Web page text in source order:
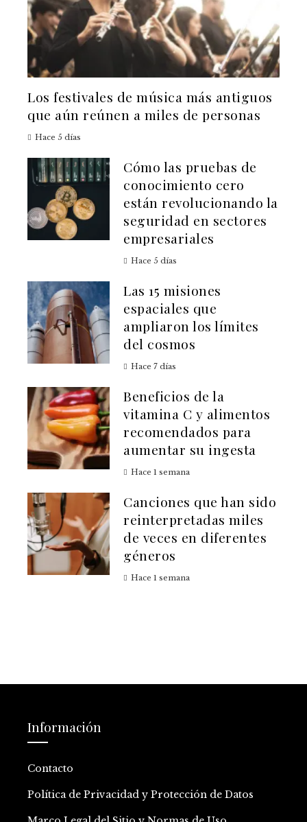
Los festivales de música más antiguos
que aún reúnen a miles de personas
Hace 5 días
Cómo las pruebas de
conocimiento cero
están revolucionando la
seguridad en sectores
empresariales
Hace 5 días
Las 15 misiones
espaciales que
ampliaron los límites
del cosmos
Hace 7 días
Beneficios de la
vitamina C y alimentos
recomendados para
aumentar su ingesta
Hace 1 semana
Canciones que han sido
reinterpretadas miles
de veces en diferentes
géneros
Hace 1 semana
Información
Contacto
Política de Privacidad y Protección de Datos